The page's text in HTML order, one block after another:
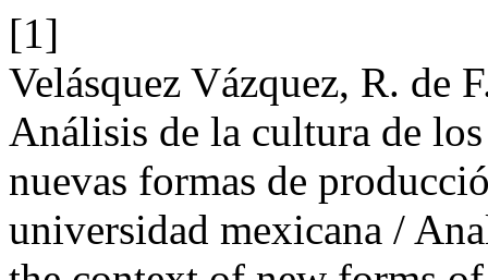
[1]
Velásquez Vázquez, R. de
Análisis de la cultura de
nuevas formas de
universidad mexicana /